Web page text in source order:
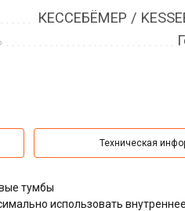
КЕССЕБЁМЕР /
Техническая
тумбы
использовать